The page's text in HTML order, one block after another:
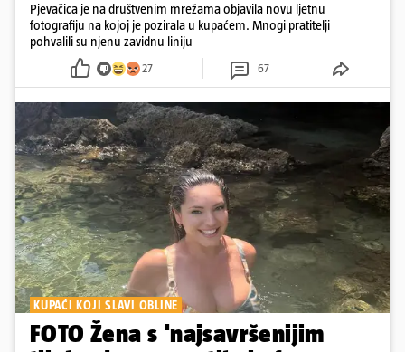
Pjevačica je na društvenim mrežama objavila novu ljetnu
fotografiju na kojoj je pozirala u kupaćem. Mnogi pratitelji
pohvalili su njenu zavidnu liniju
27 67
KUPAĆI KOJI SLAVI OBLINE
FOTO Žena s 'najsavršenijim